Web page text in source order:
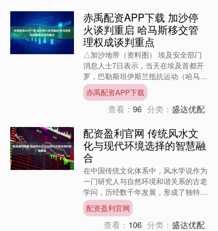
赤禹配资APP下载 加沙停
火谈判重启 哈马斯移交管
理权成谈判重点
△加沙地带（资料图） 埃及安全部门
消息人士7日表示，当天在埃及首都开
罗，巴勒斯坦伊斯兰抵抗运动（哈马
斯）领导层代表团同埃及、卡塔尔和土
耳其等停火斡旋方重启加沙地....
赤禹配资APP下载
查看：96 分类：盛达优配
配资盈利官网 传统风水文
化与现代环境选择的智慧融
合
在中国传统文化体系中，风水学说作为
一门研究人与自然环境和谐关系的古老
学问，历经数千年发展，形成了独特的
理论体系和实践方法。其中，关于安葬
环境的选择——即传统所称....
配资盈利官网
查看： 106 分类：盛达优配